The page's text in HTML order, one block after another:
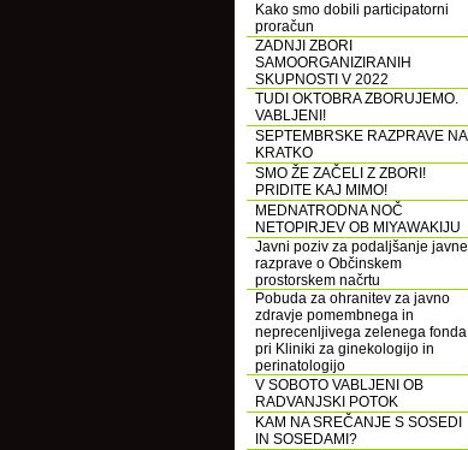
Kako smo dobili participatorni
proračun
ZADNJI ZBORI
SAMOORGANIZIRANIH
SKUPNOSTI V 2022
TUDI OKTOBRA ZBORUJEMO.
VABLJENI!
SEPTEMBRSKE RAZPRAVE NA
KRATKO
SMO ŽE ZAČELI Z ZBORI!
PRIDITE KAJ MIMO!
MEDNATRODNA NOČ
NETOPIRJEV OB MIYAWAKIJU
Javni poziv za podaljšanje javne
razprave o Občinskem
prostorskem načrtu
Pobuda za ohranitev za javno
zdravje pomembnega in
neprecenljivega zelenega fonda
pri Kliniki za ginekologijo in
perinatologijo
V SOBOTO VABLJENI OB
RADVANJSKI POTOK
KAM NA SREČANJE S SOSEDI
IN SOSEDAMI?